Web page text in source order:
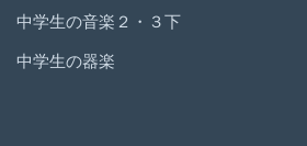
中学生の音楽２・３下
中学生の器楽